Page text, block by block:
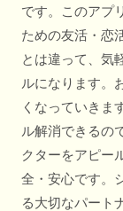
です。このアプ
ための友活・恋
とは違って、気
ルになります。
くなっていきま
ル解消できるの
クターをアピー
全・安心です。
る大切なパート